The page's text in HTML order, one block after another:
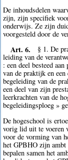
De inhoudsdelen
zijn, zijn specifiek
onderwijs. Ze zijn
voorgesteld door de
Art. 6.
§ 1. De
leiding van de
: een deel besteed
van de praktijk en
begeleiding van de
een deel van zijn
leerkrachten van de
begeleidingsploeg »
De hogeschool is
vorig lid uit te voeren
voor de vorming van
het GPBHO zijn
bepalen samen het